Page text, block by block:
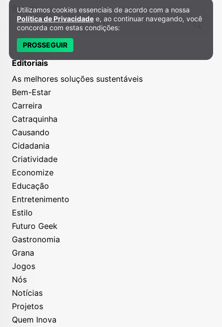
Buscar
Editoriais
As melhores soluções sustentáveis
Bem-Estar
Carreira
Catraquinha
Causando
Cidadania
Criatividade
Economize
Educação
Entretenimento
Estilo
Futuro Geek
Gastronomia
Grana
Jogos
Nós
Notícias
Projetos
Quem Inova
Política de Privacidade e Cookies
Utilizamos cookies essenciais de acordo com a nossa
Política de Privacidade e, ao continuar navegando, você
concorda com estas condições:
PROSSEGUIR